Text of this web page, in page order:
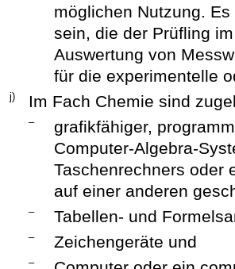
möglichen Nutzung.
sein, die der Prüfling
Auswertung von
für die experimentelle
j) Im Fach Chemie sind
–
grafikfähiger,
Computer-Algebra-
Taschenrechners oder
auf einer anderen
– Tabellen- und
– Zeichengeräte und
–